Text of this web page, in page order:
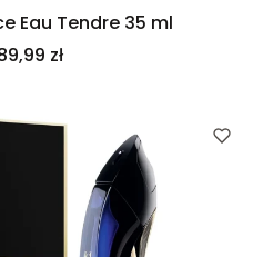
Eau Tendre 35 ml
zł